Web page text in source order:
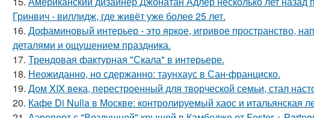
Гринвич - виллидж, где живёт уже более 25 лет.
16. Дофаминовый интерьер - это яркое, игривое пространство,
деталями и ощущением праздника.
17. Трендовая фактурная "Скала" в интерьере.
18. Неожиданно, но сдержанно: таунхаус в Сан-франциско.
19. Дом XIX века, перестроенный для творческой семьи, стал
20. Кафе Di Nulla в Москве: контролируемый хаос и итальянская